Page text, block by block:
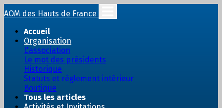
AOM des Hauts de France
Accueil
Organisation
L'association
Le mot des présidents
Historique
Statuts et règlement intérieur
Boutique
Tous les articles